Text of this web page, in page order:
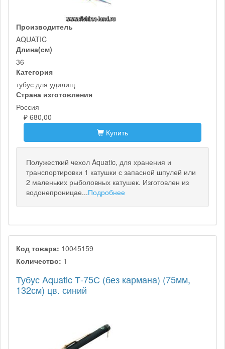
Производитель
AQUATIC
Длина(см)
36
Категория
тубус для удилищ
Страна изготовления
Россия
₽ 680,00
Купить
Полужесткий чехол Aquatic, для хранения и
транспортировки 1 катушки с запасной шпулей или
2 маленьких рыболовных катушек. Изготовлен из
водонепроницае...Подробнее
Код товара: 10045159
Количество: 1
Тубус Aquatic Т-75С (без кармана) (75мм,
132см) цв. синий